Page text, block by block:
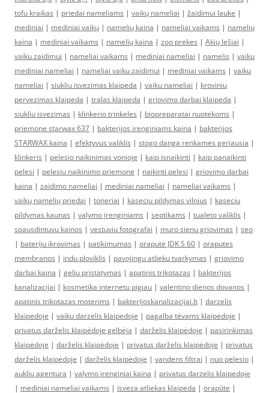
tofu kraikas | priedai nameliams | vaikų nameliai | žaidimui lauke |
mediniai | mediniai vaikų | namelių kaina | nameliai vaikams | namelių
kaina | mediniai vaikams | namelių kaina | zoo prekes | Akių lęšiai |
vaiku zaidimui | nameliai vaikams | mediniai nameliai | namelis | vaiku
mediniai nameliai | nameliai vaiku zaidimui | mediniai vaikams | vaiku
nameliai | siukliu isvezimas klaipeda | vaiku nameliai | kroviniu
pervezimas klaipeda | tralas klaipeda | griovimo darbai klaipeda |
siukliu isvezimas | klinkerio trinkeles | biopreparatai nuotekoms |
priemone starwax 637 | bakterijos irenginiams kaina | bakterijos
STARWAX kaina | efektyvus valiklis | stogo danga renkames geriausia |
klinkeris | pelesio naikinimas vonioje | kaip isnaikinti | kaip panaikinti
pelesi | pelesiu naikinimo priemone | naikinti pelesi | griovimo darbai
kaina | zaidimo nameliai | mediniai nameliai | nameliai vaikams |
vaikų namelių priedai | toneriai | kaseciu pildymas vilnius | kaseciu
pildymas kaunas | valymo įrenginiams | septikams | tualeto valiklis |
spausdintuvu kainos | vestuviu fotografai | muro sienu griovimas | seo
| bateriju ikrovimas | patikimumas | orapute JDK S 60 | oraputes
membranos | indu ploviklis | pavojingu atlieku tvarkymas | griovimo
darbai kaina | geliu pristatymas | apatinis trikotazas | bakterijos
kanalizacijai | kosmetika internetu pigiau | valentino dienos dovanos |
apatinis trikotazas moterims | bakterijoskanalizacijai.lt | darzelis
klaipedoje | vaiku darzelis klaipedoje | pagalba tėvams klaipėdoje |
privatus darželis klaipėdoje gelbėja | darželis klaipėdoje | pasirinkimas
klaipėdoje | darželis klaipėdoje | privatus darželis klaipėdoje | privatus
darželis klaipėdoje | darželis klaipėdoje | vandens filtrai | nuo pelesio |
aukliu agentura | valymo irenginiai kaina | privatus darzelis klaipedoje
| mediniai nameliai vaikams | isveza atliekas klaipeda | orapūte |